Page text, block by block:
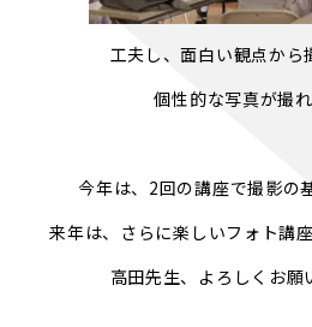
工夫し、面白い観点から
個性的な写真が撮れ
今年は、2回の講座で撮影の
来年は、さらに楽しいフォト講
高田先生、よろしくお願